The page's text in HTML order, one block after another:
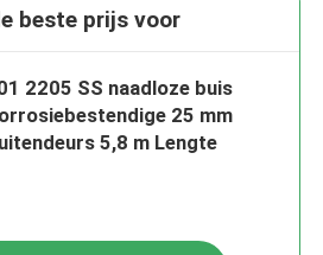
beste prijs voor
2205 SS naadloze buis
25 mm
5,8 m Lengte